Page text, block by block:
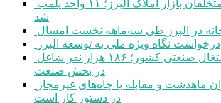
شد
درخواست نگاه ویژه ملی به توسعه البرز
در بخش صنعت
در دستور کار است